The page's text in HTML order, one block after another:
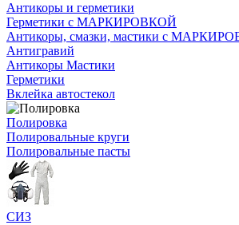
Антикоры и герметики
Герметики с МАРКИРОВКОЙ
Антикоры, смазки, мастики с
Антигравий
Антикоры Мастики
Герметики
Вклейка автостекол
Полировка
Полировальные круги
Полировальные пасты
СИЗ